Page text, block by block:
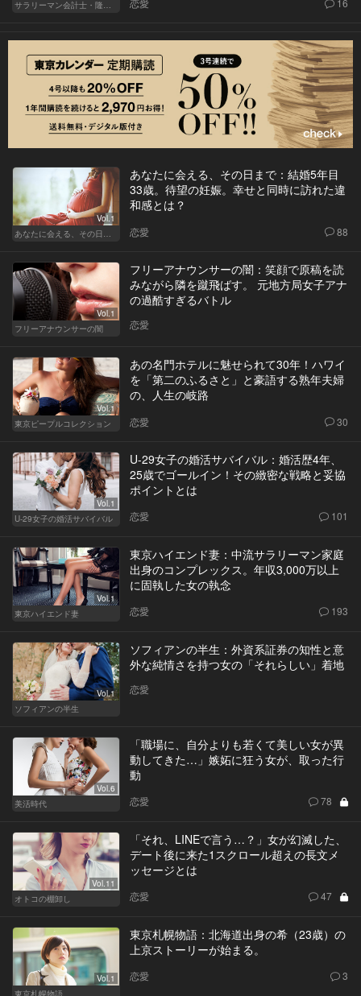
サラリーマン会計士・隆一の迷い
Vol.1
あなたに会える、その日まで
あなたに会える、その日まで：結婚5年目
33歳。待望の妊娠。幸せと同時に訪れた違
和感とは？
恋愛 88
Vol.1
フリーアナウンサーの闇
フリーアナウンサーの闇：笑顔で原稿を読
みながら隣を蹴飛ばす。 元地方局女子アナ
の過酷すぎるバトル
恋愛
Vol.1
東京ピープルコレクション
あの名門ホテルに魅せられて30年！ハワイ
を「第二のふるさと」と豪語する熟年夫婦
の、人生の岐路
恋愛 30
Vol.1
U-29女子の婚活サバイバル
U-29女子の婚活サバイバル：婚活歴4年、
25歳でゴールイン！その緻密な戦略と妥協
ポイントとは
恋愛 101
Vol.1
東京ハイエンド妻
東京ハイエンド妻：中流サラリーマン家庭
出身のコンプレックス。年収3,000万以上
に固執した女の執念
恋愛 193
Vol.1
ソフィアンの半生
ソフィアンの半生：外資系証券の知性と意
外な純情さを持つ女の「それらしい」着地
恋愛
Vol.6
美活時代
「職場に、自分よりも若くて美しい女が異
動してきた…」嫉妬に狂う女が、取った行
動
恋愛 78
Vol.11
オトコの棚卸し
「それ、LINEで言う…？」女が幻滅した、
デート後に来た1スクロール超えの長文メ
ッセージとは
恋愛 47
Vol.1
東京札幌物語
東京札幌物語：北海道出身の希（23歳）の
上京ストーリーが始まる。
恋愛 3